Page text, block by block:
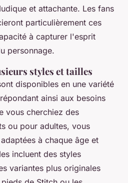
et attachante. Les fans
particulièrement ces
à capturer l'esprit
personnage.
styles et tailles
disponibles en une variété
ainsi aux besoins
vous cherchiez des
ou pour adultes, vous
à chaque âge et
incluent des styles
variantes plus originales